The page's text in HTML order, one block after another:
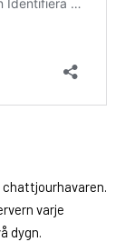
varje
dygn.